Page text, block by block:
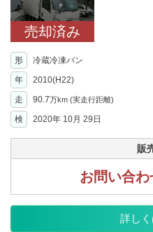
売却済み
形 冷蔵冷凍バン
年
2010(H22)
走 90.7万km (実走行距離)
検
2020年 10月 29日
販
お問い合わ
詳し